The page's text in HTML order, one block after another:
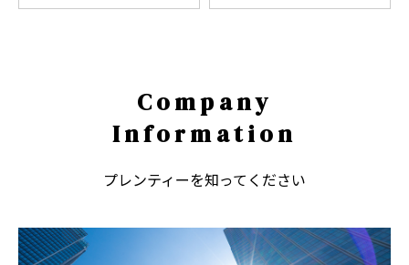
Company
Information
プレンティーを知ってください